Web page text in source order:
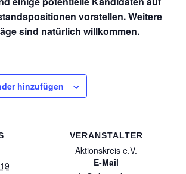
vorstellen. Weitere
sind natürlich willkommen.
hinzufügen
VERANSTALTER
Aktionskreis e.V.
E-Mail